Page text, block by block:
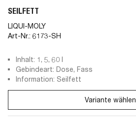
SEILFETT
LIQUI-MOLY
Art-Nr.: 6173-SH
Inhalt: 1, 5, 60 l
Gebindeart: Dose, Fass
Information: Seilfett
Variante wählen